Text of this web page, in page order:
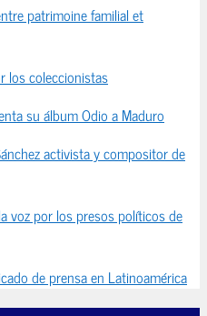
patrimoine familial et
los coleccionistas
su álbum Odio a Maduro
activista y compositor de
voz por los presos políticos de
de prensa en Latinoamérica